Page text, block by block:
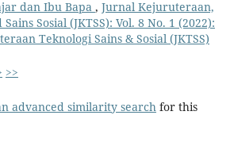
dan Ibu Bapa , Jurnal Kejuruteraan,
Sosial (JKTSS): Vol. 8 No. 1 (2022):
Teknologi Sains & Sosial (JKTSS)
>>
advanced similarity searchfor this